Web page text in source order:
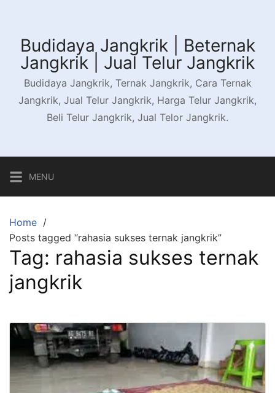
contentBudidaya Jangkrik | Beternak
Jangkrik | Jual Telur Jangkrik
Budidaya Jangkrik, Ternak Jangkrik, Cara Ternak
Jangkrik, Jual Telur Jangkrik, Harga Telur Jangkrik,
Beli Telur Jangkrik, Jual Telor Jangkrik.
MENU
Home
Posts tagged “rahasia sukses ternak jangkrik”
Tag: rahasia sukses ternak
jangkrik